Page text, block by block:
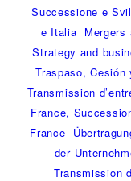
Successione e
e Italia
Strategy and
Traspaso, Cesión
Transmission
France,
France
der
Transmission